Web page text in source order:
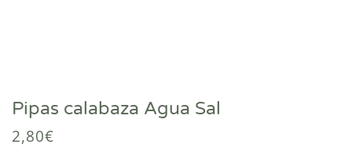
Pipas calabaza Agua Sal
2,80€